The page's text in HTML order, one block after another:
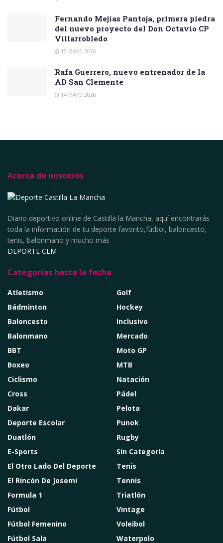
Fernando Mejías Pantoja, primera piedra
del nuevo proyecto del Don Octavio CP
Villarrobledo
15 MAYO 2026
Rafa Guerrero, nuevo entrenador de la
AD San Clemente
14 MAYO 2026
Acerca de nosotros
Diario deportivo online de Castilla la Mancha, aquí encontrarás
toda la información de tu deporte favorito,fútbol, baloncesto,
tenis, balonmano y mucho más
DEPORTE CLM
Categorías hasta la fecha
Atletismo
Bádminton
Baloncesto
Balonmano
BBT
Boxeo
Ciclismo
Cross
Dakar
Deporte Escolar
Duatlón
E-Sports
El Otro Lado Del Deporte
El Rincón De Josemi
Formula 1
Fútbol
Fútbol Femenino
Fútbol Sala
Golf
Hockey
Inclusivo
Mercado
Moto GP
MTB
Natación
Pádel
Pelota
Punok
Rugby
Sin Categoría
Tenis
Tennis
Triatlón
Vintage
Voleibol
Waterpolo